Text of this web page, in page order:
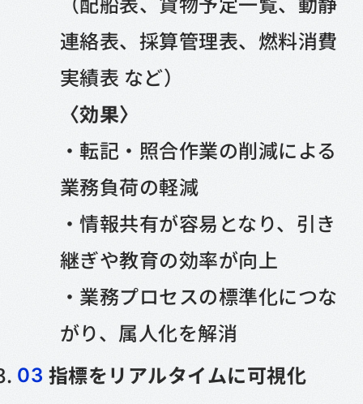
連絡表、採算管理表、燃料消費
実績表 など）
〈効果〉
・転記・照合作業の削減による
業務負荷の軽減
・情報共有が容易となり、引き
継ぎや教育の効率が向上
・業務プロセスの標準化につな
がり、属人化を解消
指標をリアルタイムに可視化